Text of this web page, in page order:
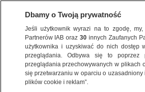
Pożar w ośrodku
Dbamy o Twoją prywatność
Jeśli użytkownik wyrazi na to zgodę,
Partnerów IAB oraz30 innych Zaufanych
użytkownika i uzyskiwać do nich dostęp
przeglądania. Odbywa się to poprzez
przeglądania przechowywanych w plikach
się przetwarzaniu w oparciu o
plików cookie i reklam”.